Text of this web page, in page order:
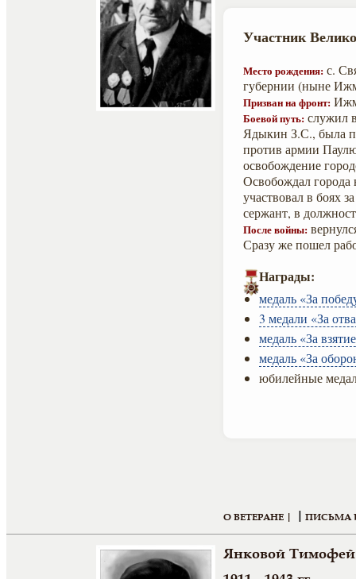
Участник
Место рождения: с.
губернии (ныне
Призван на фронт:
Боевой путь: служил
Ядыкин З.С., была
против армии
освобождение
Освобождал
участвовал в боях
сержант, в
После войны:
Сразу же пошел
Награды:
медаль «За
3 медали «За
медаль «За
медаль «За
юбилейные
О ВЕТЕРАНЕ | | ПИСЬМА
Янковой